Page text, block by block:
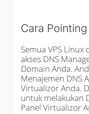
Cara
Semua VPS
akses DNS
Domain Anda.
Menajemen DNS
Virtualizor Anda.
untuk melakukan
Panel Virtualizor